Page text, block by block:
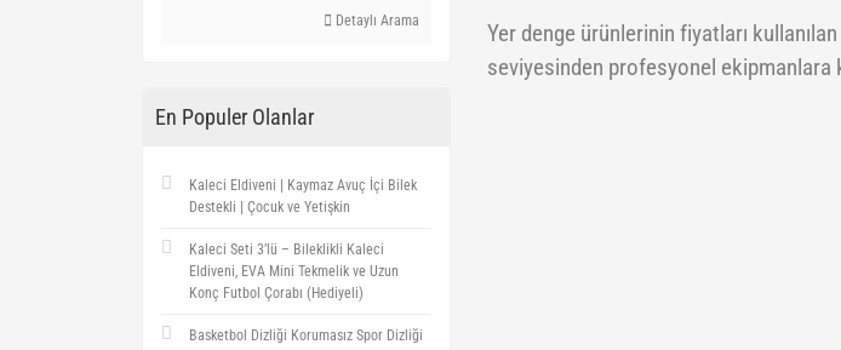
Detaylı Arama
En Populer Olanlar
Kaleci Eldiveni | Kaymaz Avuç İçi Bilek
Destekli | Çocuk ve Yetişkin
Kaleci Seti 3’lü – Bileklikli Kaleci
Eldiveni, EVA Mini Tekmelik ve Uzun
Konç Futbol Çorabı (Hediyeli)
Basketbol Dizliği Korumasız Spor Dizliği
Yer denge ürünlerinin fiyatları
seviyesinden profesyonel ekipmanlara